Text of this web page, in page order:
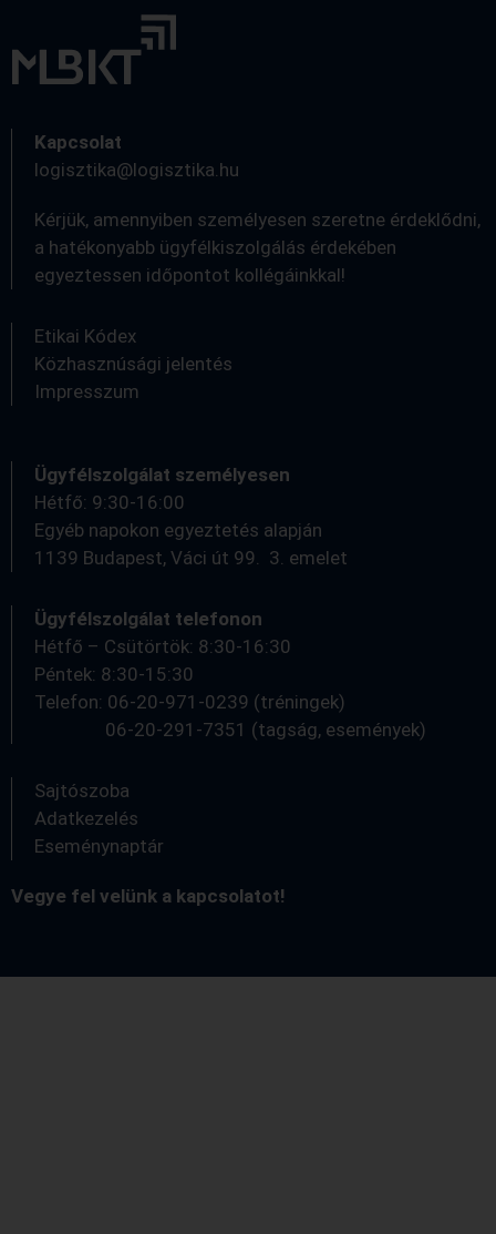
Kapcsolat
logisztika@logisztika.hu
Kérjük, amennyiben személyesen szeretne érdeklődni,
a hatékonyabb ügyfélkiszolgálás érdekében
egyeztessen időpontot kollégáinkkal!
Etikai Kódex
Közhasznúsági jelentés
Impresszum
Ügyfélszolgálat személyesen
Hétfő: 9:30-16:00
Egyéb napokon egyeztetés alapján
1139 Budapest, Váci út 99. 3. emelet
Ügyfélszolgálat telefonon
Hétfő – Csütörtök: 8:30-16:30
Péntek: 8:30-15:30
Telefon: 06-20-971-0239 (tréningek)
06-20-291-7351 (tagság, események)
Sajtószoba
Adatkezelés
Eseménynaptár
Vegye fel velünk a kapcsolatot!